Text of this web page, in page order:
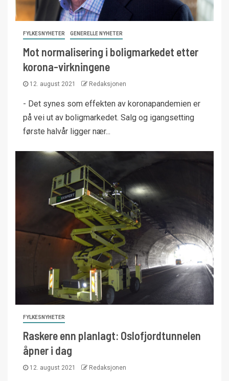
FYLKESNYHETER GENERELLE NYHETER
Mot normalisering i boligmarkedet etter
korona-virkningene
12. august 2021 Redaksjonen
- Det synes som effekten av koronapandemien er
på vei ut av boligmarkedet. Salg og igangsetting
første halvår ligger nær...
FYLKESNYHETER
Raskere enn planlagt: Oslofjordtunnelen
åpner i dag
12. august 2021 Redaksjonen